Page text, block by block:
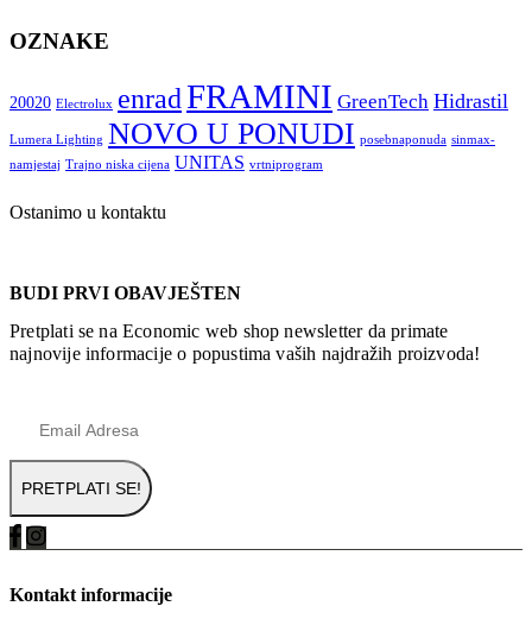
OZNAKE
20020 Electrolux enradFRAMINI GreenTech Hidrastil
Lumera Lighting NOVO U PONUDI posebnaponuda sinmax-
namjestaj Trajno niska cijena UNITAS vrtniprogram
Ostanimo u kontaktu
BUDI PRVI OBAVJEŠTEN
Pretplati se na Economic web shop newsletter da primate
najnovije informacije o popustima vaših najdražih proizvoda!
Kontakt informacije